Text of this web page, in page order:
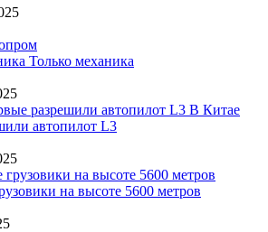
Только механика
В Китае
автопилот L3
на высоте 5600 метров